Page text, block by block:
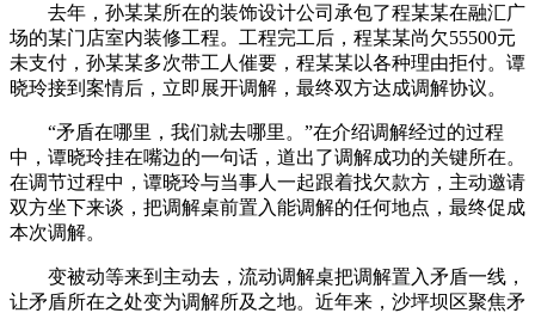
去年，孙某某所在的装饰设计公司承包了程某某在融汇广
场的某门店室内装修工程。工程完工后，程某某尚欠55500元
未支付，孙某某多次带工人催要，程某某以各种理由拒付。谭
晓玲接到案情后，立即展开调解，最终双方达成调解协议。
“矛盾在哪里，我们就去哪里。”在介绍调解经过的过程
中，谭晓玲挂在嘴边的一句话，道出了调解成功的关键所在。
在调节过程中，谭晓玲与当事人一起跟着找欠款方，主动邀请
双方坐下来谈，把调解桌前置入能调解的任何地点，最终促成
本次调解。
变被动等来到主动去，流动调解桌把调解置入矛盾一线，
让矛盾所在之处变为调解所及之地。近年来，沙坪坝区聚焦矛